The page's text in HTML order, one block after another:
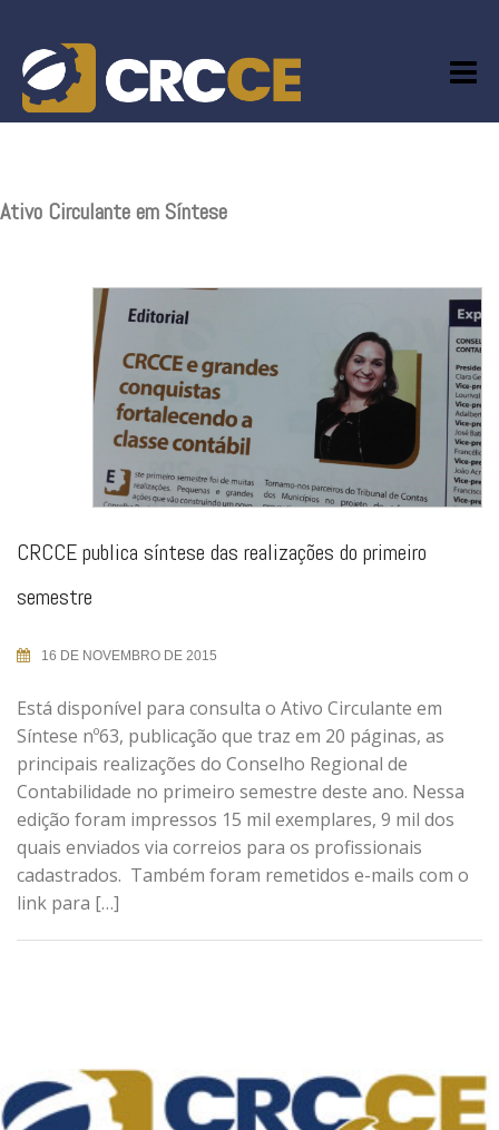
content
Ativo Circulante em Síntese
CRCCE publica síntese das realizações do primeiro
semestre
16 DE NOVEMBRO DE 2015
Está disponível para consulta o Ativo Circulante em
Síntese nº63, publicação que traz em 20 páginas, as
principais realizações do Conselho Regional de
Contabilidade no primeiro semestre deste ano. Nessa
edição foram impressos 15 mil exemplares, 9 mil dos
quais enviados via correios para os profissionais
cadastrados. Também foram remetidos e-mails com o
link para […]